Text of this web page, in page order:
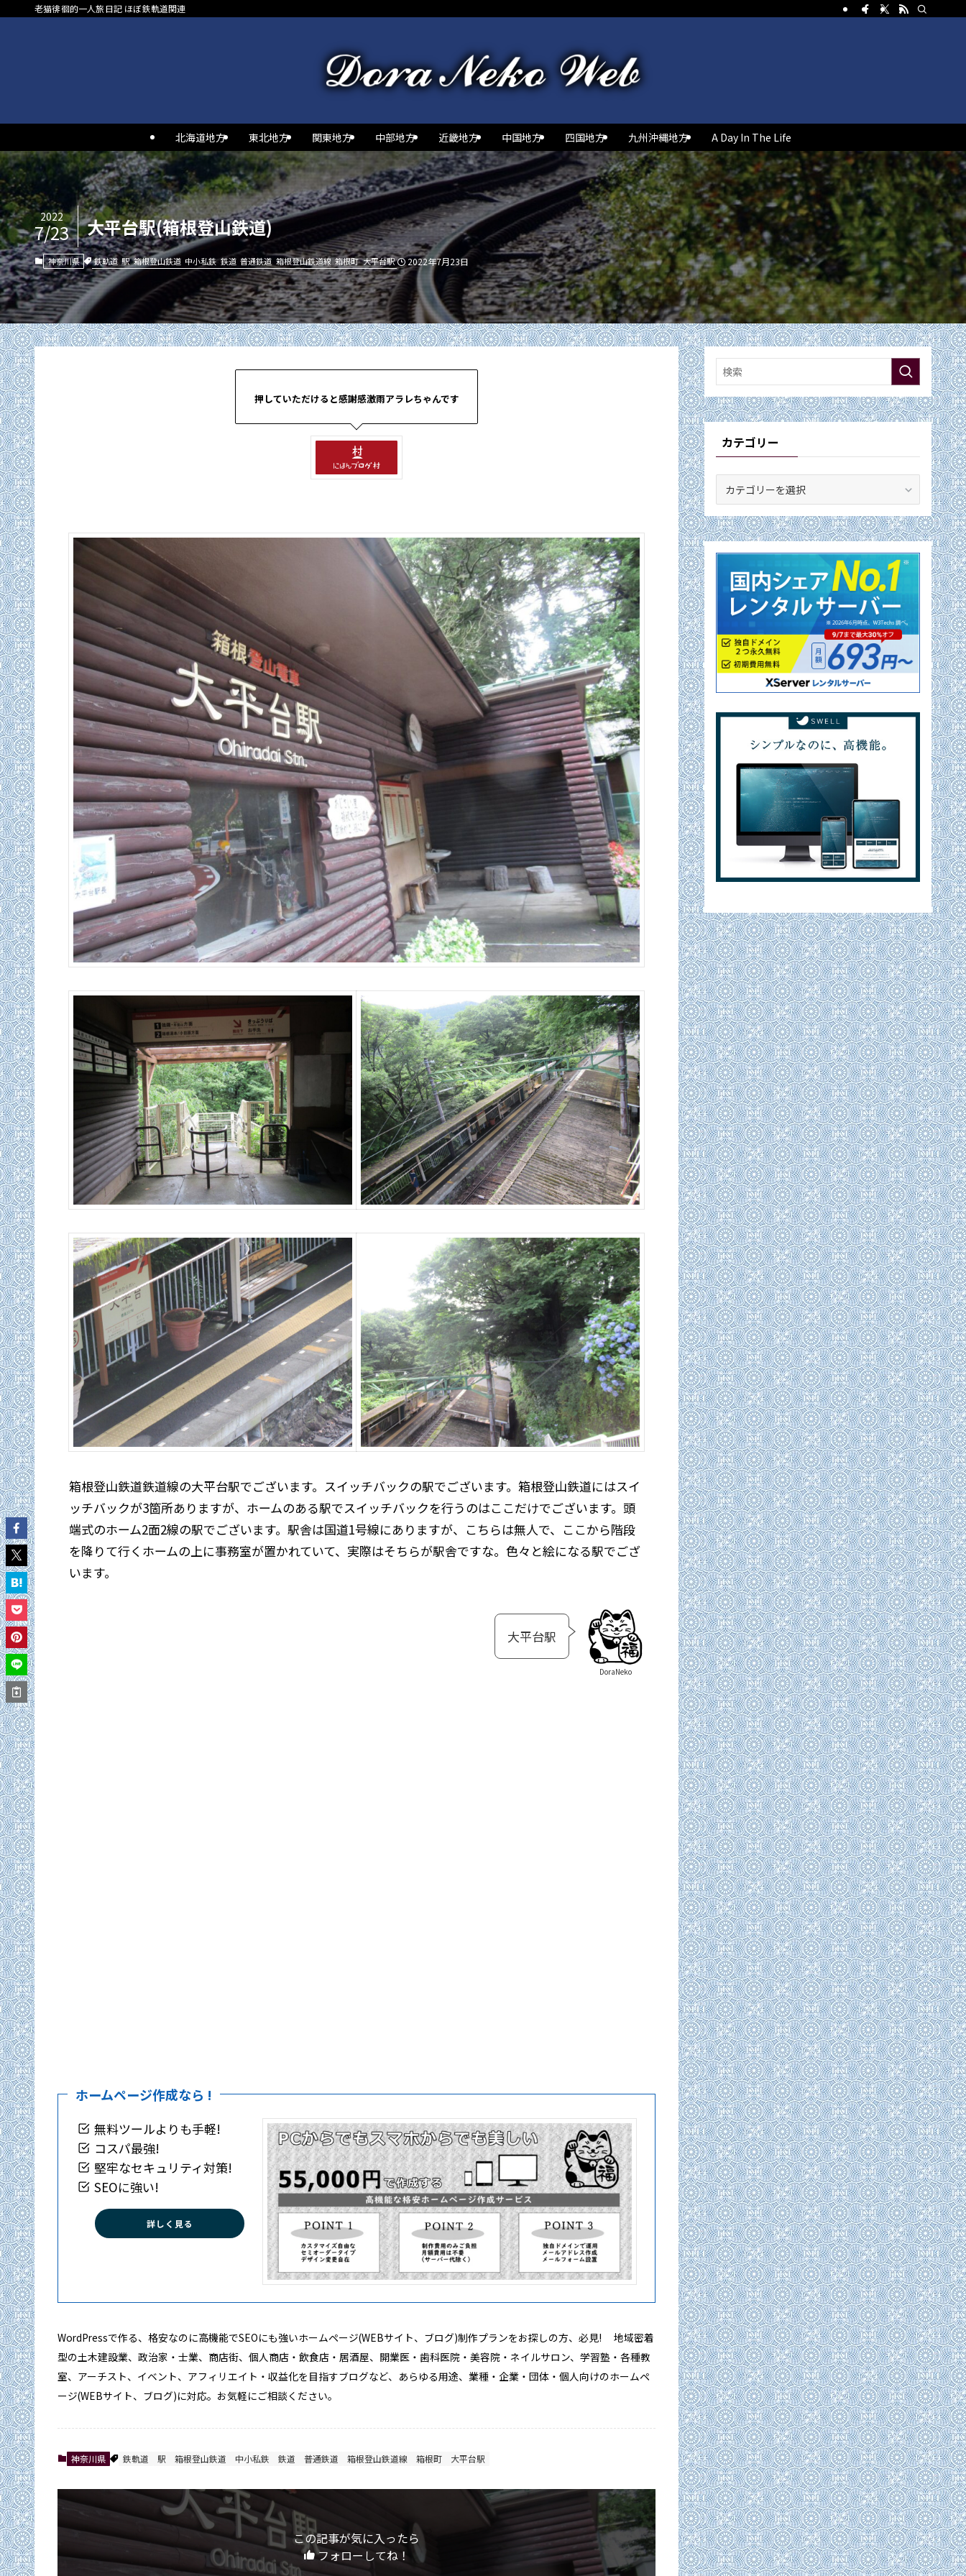
老猫徘徊的一人旅日記 ほぼ鉄軌道関連
北海道地方 東北地方 関東地方 中部地方 近畿地方 中国地方 四国地方 九州沖縄地方 A Day In The Life
大平台駅(箱根登山鉄道)
2022
7/23
神奈川県 鉄軌道 駅 箱根登山鉄道 中小私鉄 鉄道 普通鉄道 箱根登山鉄道線 箱根町 大平台駅 2022年7月23日
押していただけると感謝感激雨アラレちゃんです
箱根登山鉄道鉄道線の大平台駅でございます。スイッチバックの駅でございます。箱根登山鉄道にはスイ
ッチバックが3箇所ありますが、ホームのある駅でスイッチバックを行うのはここだけでございます。頭
端式のホーム2面2線の駅でございます。駅舎は国道1号線にありますが、こちらは無人で、ここから階段
を降りて行くホームの上に事務室が置かれていて、実際はそちらが駅舎ですな。色々と絵になる駅でござ
います。
DoraNeko
大平台駅
ホームページ作成なら !
無料ツールよりも手軽!
コスパ最強!
堅牢なセキュリティ対策!
SEOに強い!
詳しく見る
WordPressで作る、格安なのに高機能でSEOにも強いホームページ(WEBサイト、ブログ)制作プランをお探しの方、必見! 地域密着
型の土木建設業、政治家・士業、商店街、個人商店・飲食店・居酒屋、開業医・歯科医院・美容院・ネイルサロン、学習塾・各種教
室、アーチスト、イベント、アフィリエイト・収益化を目指すブログなど、あらゆる用途、業種・企業・団体・個人向けのホームペ
ージ(WEBサイト、ブログ)に対応。お気軽にご相談ください。
神奈川県 鉄軌道 駅 箱根登山鉄道 中小私鉄 鉄道 普通鉄道 箱根登山鉄道線 箱根町 大平台駅
この記事が気に入ったら
フォローしてね！
カテゴリー
ゴ
リ
ー